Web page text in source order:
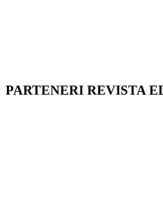
PARTENERI REVISTA